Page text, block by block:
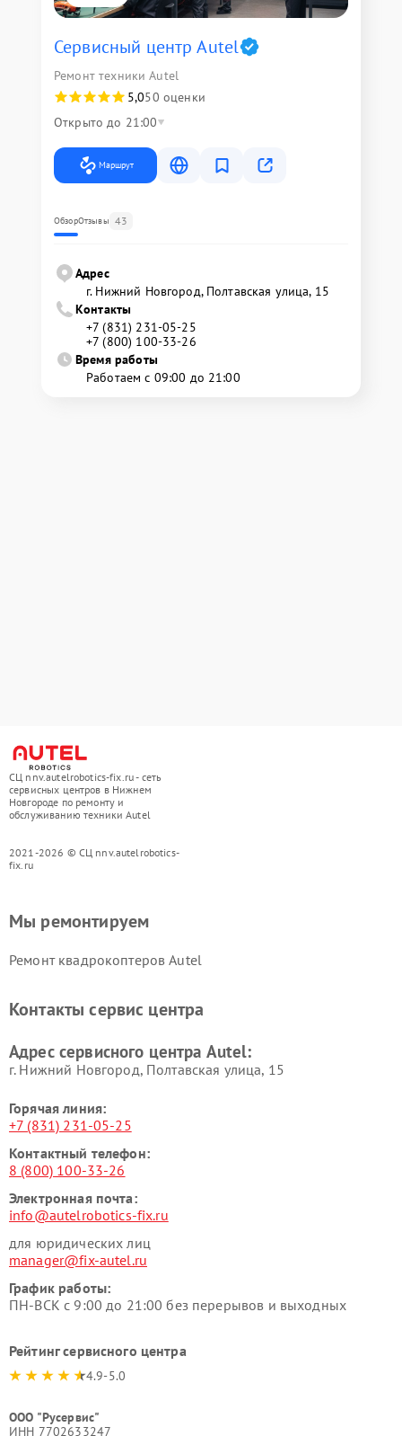
Сервисный центр Autel
Ремонт техники Autel
5,050 оценки
Открыто до 21:00
Маршрут
ОбзорОтзывы 43
Адрес
г. Нижний Новгород, Полтавская улица, 15
Контакты
+7 (831) 231-05-25
+7 (800) 100-33-26
Время работы
Работаем с 09:00 до 21:00
СЦ nnv.autelrobotics-fix.ru - сеть
сервисных центров в Нижнем
Новгороде по ремонту и
обслуживанию техники Autel
2021-2026 © СЦ nnv.autelrobotics-
fix.ru
Мы ремонтируем
Ремонт квадрокоптеров Autel
Контакты сервис центра
Адрес сервисного центра Autel:
г. Нижний Новгород, Полтавская улица, 15
Горячая линия:
+7 (831) 231-05-25
Контактный телефон:
8 (800) 100-33-26
Электронная почта:
info@autelrobotics-fix.ru
для юридических лиц
manager@fix-autel.ru
График работы:
ПН-ВСК с 9:00 до 21:00 без перерывов и выходных
Рейтинг сервисного центра
4.9-5.0
ООО "Русервис"
ИНН 7702633247